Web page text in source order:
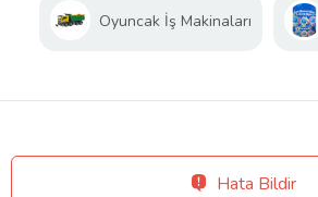
Oyuncak İş Makinaları
Hata Bildir